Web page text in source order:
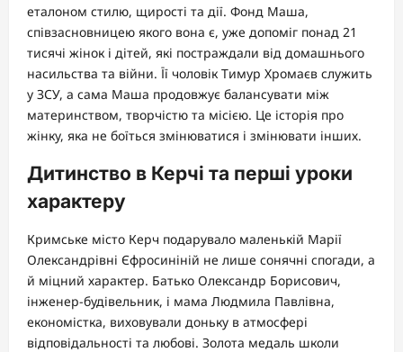
еталоном стилю, щирості та дії. Фонд Маша,
співзасновницею якого вона є, уже допоміг понад 21
тисячі жінок і дітей, які постраждали від домашнього
насильства та війни. Її чоловік Тимур Хромаєв служить
у ЗСУ, а сама Маша продовжує балансувати між
материнством, творчістю та місією. Це історія про
жінку, яка не боїться змінюватися і змінювати інших.
Дитинство в Керчі та перші уроки
характеру
Кримське місто Керч подарувало маленькій Марії
Олександрівні Єфросиніній не лише сонячні спогади, а
й міцний характер. Батько Олександр Борисович,
інженер-будівельник, і мама Людмила Павлівна,
економістка, виховували доньку в атмосфері
відповідальності та любові. Золота медаль школи